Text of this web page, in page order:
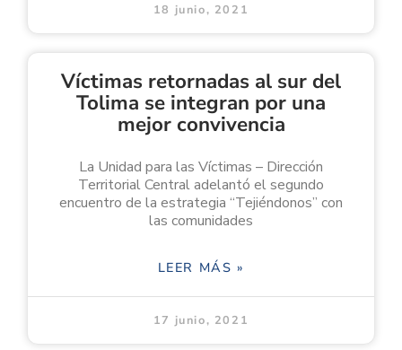
18 junio, 2021
Víctimas retornadas al sur del
Tolima se integran por una
mejor convivencia
La Unidad para las Víctimas – Dirección
Territorial Central adelantó el segundo
encuentro de la estrategia “Tejiéndonos” con
las comunidades
LEER MÁS »
17 junio, 2021